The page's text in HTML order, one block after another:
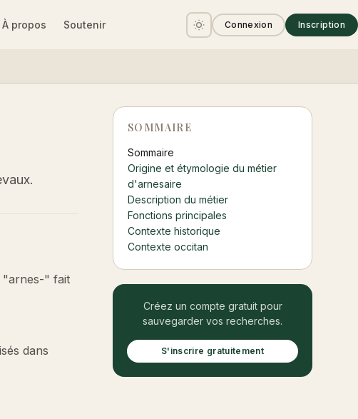
À propos Soutenir Connexion Inscription
"arnes-" fait
dans
SOMMAIRE
Sommaire
Origine et étymologie du métier
d'arnesaire
Description du métier
Fonctions principales
Contexte historique
Contexte occitan
Créez un compte gratuit pour
sauvegarder vos recherches.
S'inscrire gratuitement